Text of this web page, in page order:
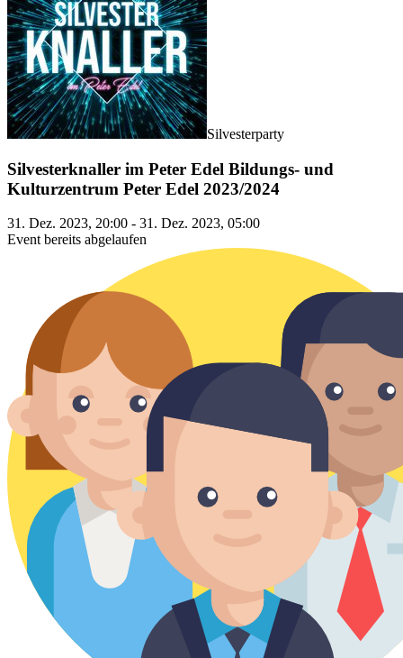
Silvesterparty
Silvesterknaller im Peter Edel Bildungs- und
Kulturzentrum Peter Edel 2023/2024
31. Dez. 2023, 20:00 - 31. Dez. 2023, 05:00
Event bereits abgelaufen